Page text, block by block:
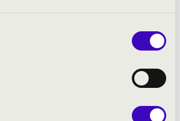
Zenekar ideiglenes művészeti
volt. A Lamont Opera együttessel is
mint főkarmester. Kortárs opera
nak írodott rövid operája és a